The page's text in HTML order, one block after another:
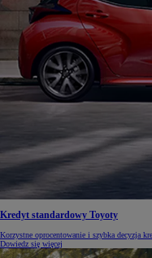
Kredyt standardowy Toyoty
Korzystne oprocentowanie i szybka decyzja
Dowiedz się więcej